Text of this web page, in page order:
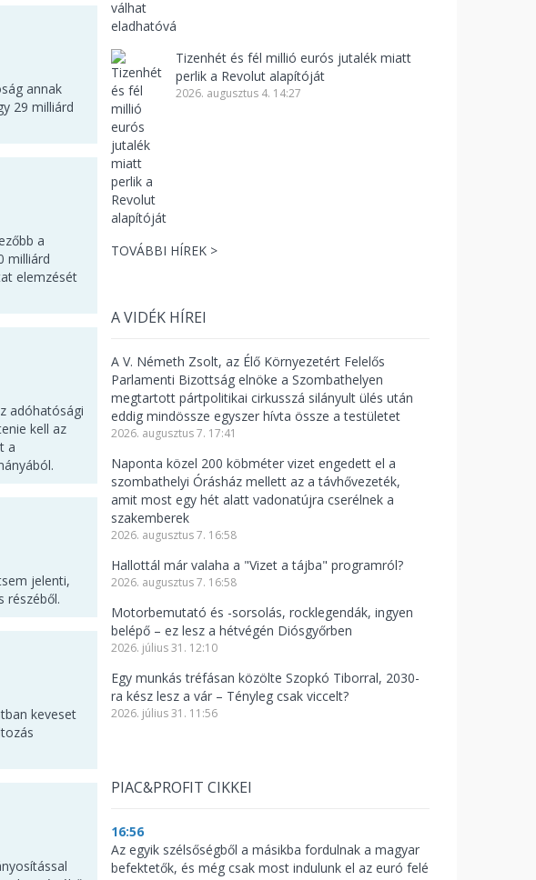
annak
29 milliárd
a
milliárd
elemzését
adóhatósági
kell az
a
jelenti,
részéből.
keveset
Tizenhét és fél millió eurós jutalék miatt
perlik a Revolut alapítóját
2026. augusztus 4. 14:27
TOVÁBBI HÍREK >
A VIDÉK HÍREI
A V. Németh Zsolt, az Élő Környezetért Felelős
Parlamenti Bizottság elnöke a Szombathelyen
megtartott pártpolitikai cirkusszá silányult ülés után
eddig mindössze egyszer hívta össze a testületet
2026. augusztus 7. 17:41
Naponta közel 200 köbméter vizet engedett el a
szombathelyi Órásház mellett az a távhővezeték,
amit most egy hét alatt vadonatújra cserélnek a
szakemberek
2026. augusztus 7. 16:58
Hallottál már valaha a "Vizet a tájba" programról?
2026. augusztus 7. 16:58
Motorbemutató és -sorsolás, rocklegendák, ingyen
belépő – ez lesz a hétvégén Diósgyőrben
2026. július 31. 12:10
Egy munkás tréfásan közölte Szopkó Tiborral, 2030-
ra kész lesz a vár – Tényleg csak viccelt?
2026. július 31. 11:56
PIAC&PROFIT CIKKEI
16:56
Az egyik szélsőségből a másikba fordulnak a magyar
befektetők, és még csak most indulunk el az euró felé